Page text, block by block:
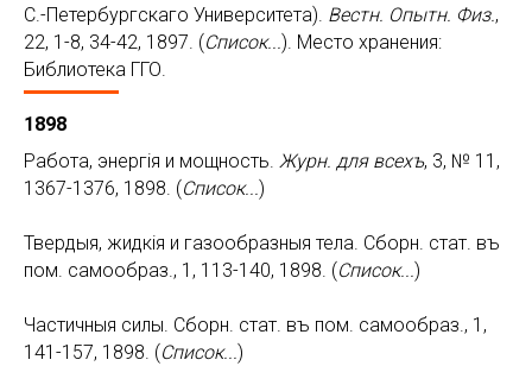
С.-Петербургскаго Университета). Вестн. Опытн. Физ.,
22, 1-8, 34-42, 1897. (Список...). Место хранения:
Библиотека ГГО.
1898
Работа, энергiя и мощность. Журн. для всехъ, 3, № 11,
1367-1376, 1898. (Список...)
Твердыя, жидкiя и газообразныя тела. Сборн. стат. въ
пом. самообраз., 1, 113-140, 1898. (Список...)
Частичныя силы. Сборн. стат. въ пом. самообраз., 1,
141-157, 1898. (Список...)